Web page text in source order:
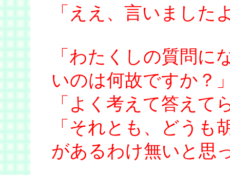
「ええ、言いました
「わたくしの質問に
いのは何故ですか？
「よく考えて答えて
「それとも、どうも
があるわけ無いと思